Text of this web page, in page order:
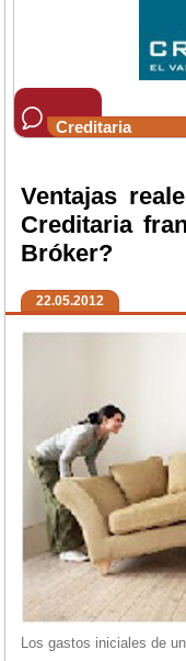
Creditaria
Ventajas
Creditaria
Bróker?
22.05.2012
Los gastos iniciales de